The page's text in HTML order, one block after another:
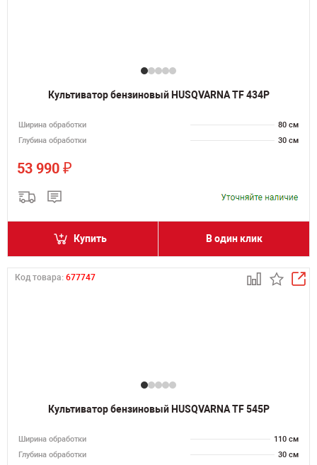
Культиватор бензиновый HUSQVARNA TF 434P
Ширина обработки
80 см
Глубина обработки
30 см
53 990 ₽
Купить В один клик
Код товара: 677747
Культиватор бензиновый HUSQVARNA TF 545P
Ширина обработки
110 см
Глубина обработки
30 см